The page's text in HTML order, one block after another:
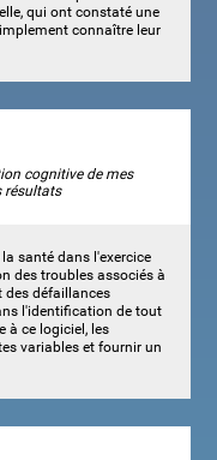
qui ont constaté une
connaître leur
cognitive de mes
résultats
santé dans l'exercice
des troubles associés à
des défaillances
l'identification de tout
à ce logiciel, les
variables et fournir un